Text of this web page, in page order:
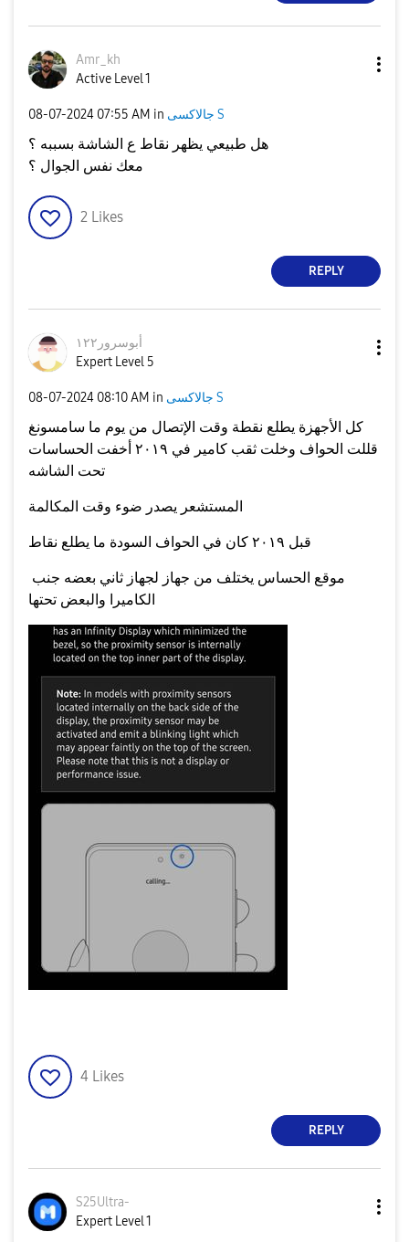
Amr_kh
Active Level 1
‎08-07-2024 07:55 AM in جالاكسى S
هل طبيعي يظهر نقاط ع الشاشة بسببه ؟
معك نفس الجوال ؟
2 Likes
REPLY
أبوسرور١٢٢
Expert Level 5
‎08-07-2024 08:10 AM in جالاكسى S
كل الأجهزة يطلع نقطة وقت الإتصال من يوم ما سامسونغ
قللت الحواف وخلت ثقب كامير في ٢٠١٩ أخفت الحساسات
قبل ٢٠١٩ كان في الحواف السودة ما يطلع نقاط
4 Likes
REPLY
S25Ultra-
Expert Level 1